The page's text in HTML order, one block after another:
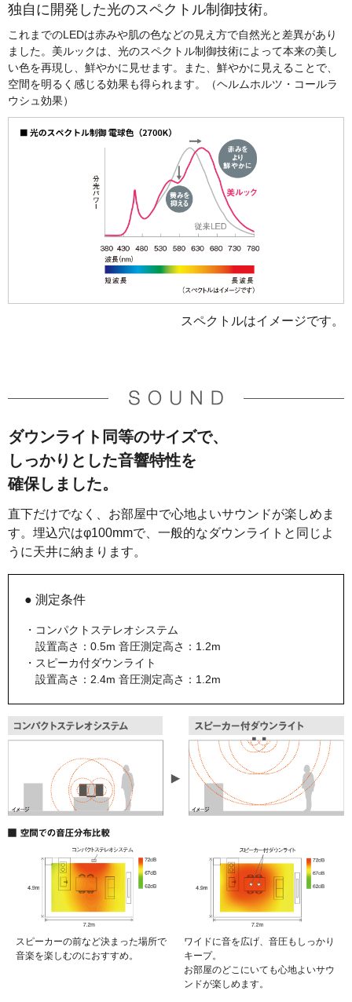
独自に開発した光のスペクトル制御技術。
これまでのLEDは赤みや肌の色などの見え方で自然光と差異があり
ました。美ルックは、光のスペクトル制御技術によって本来の美し
い色を再現し、鮮やかに見せます。また、鮮やかに見えることで、
空間を明るく感じる効果も得られます。
（ヘルムホルツ・コールラ
ウシュ効果）
スペクトルはイメージです。
ダウンライト同等のサイズで、
しっかりとした音響特性を
確保しました。
直下だけでなく、お部屋中で心地よいサウンドが楽しめま
す。埋込穴はφ100mmで、一般的なダウンライトと同じよ
うに天井に納まります。
● 測定条件
・コンパクトステレオシステム
設置高さ：0.5m 音圧測定高さ：1.2m
・スピーカ付ダウンライト
設置高さ：2.4m 音圧測定高さ：1.2m
スピーカーの前など決まった場所で
音楽を楽しむのにおすすめ。
ワイドに音を広げ、音圧もしっかり
キープ。
お部屋のどこにいても心地よいサウ
ンドが楽しめます。